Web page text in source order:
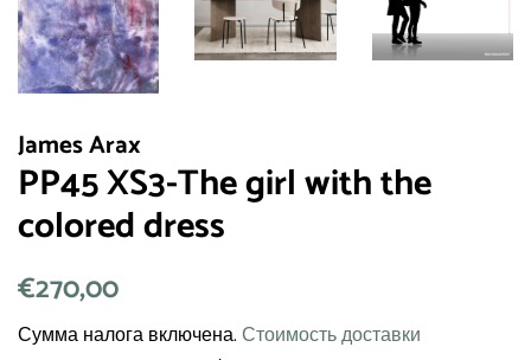
James Arax
PP45 XS3-The girl with the
colored dress
Обычная
€270,00
скидкой
Сумма налога включена.Стоимость доставки